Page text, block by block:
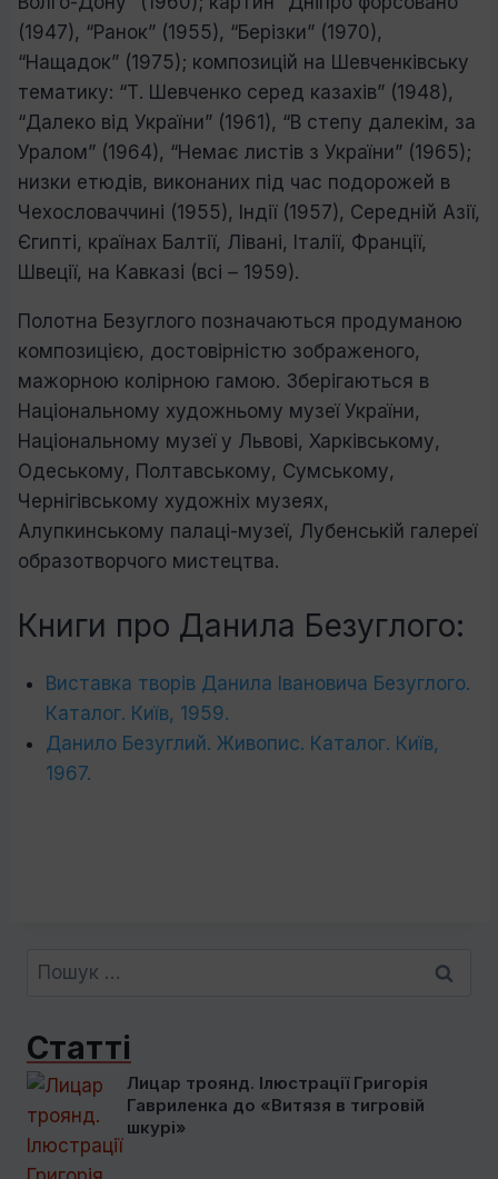
(1947), “Ранок” (1955), “Берізки” (1970),
“Нащадок” (1975); композицій на Шевченківську
тематику: “Т. Шевченко серед казахів” (1948),
“Далеко від України” (1961), “В степу далекім, за
Уралом” (1964), “Немає листів з України” (1965);
низки етюдів, виконаних під час подорожей в
Чехословаччині (1955), Індії (1957), Середній Азії,
Єгипті, країнах Балтії, Лівані, Італії, Франції,
Швеції, на Кавказі (всі – 1959).
Полотна Безуглого позначаються продуманою
композицією, достовірністю зображеного,
мажорною колірною гамою. Зберігаються в
Національному художньому музеї України,
Національному музеї у Львові, Харківському,
Одеському, Полтавському, Сумському,
Чернігівському художніх музеях,
Алупкинському палаці-музеї, Лубенській галереї
образотворчого мистецтва.
Книги про Данила Безуглого:
Виставка творів Данила Івановича Безуглого.
Каталог. Київ, 1959.
Данило Безуглий. Живопис. Каталог. Київ,
1967.
Пошук:
Статті
Лицар троянд. Ілюстрації Григорія
Гавриленка до «Витязя в тигровій
шкурі»